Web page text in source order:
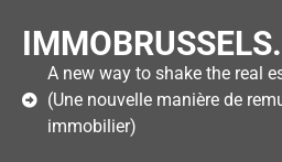
IMMOBRUSSELS.
A new way to shake the real
(Une nouvelle manière de
immobilier)